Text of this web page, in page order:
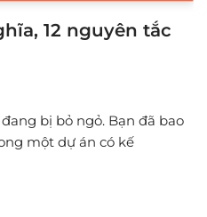
12 nguyên tắc
bị bỏ ngỏ. Bạn đã bao
một dự án có kế